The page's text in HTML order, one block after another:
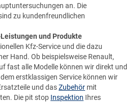
an. Die
zu kundenfreundlichen
und Produkte
Kfz-Service und die dazu
Hand. Ob beispielsweise Renault,
fast alle Modelle können wir direkt und
erstklassigen Service können wir
und dasZubehör mit
Die pit stop Inspektion Ihres